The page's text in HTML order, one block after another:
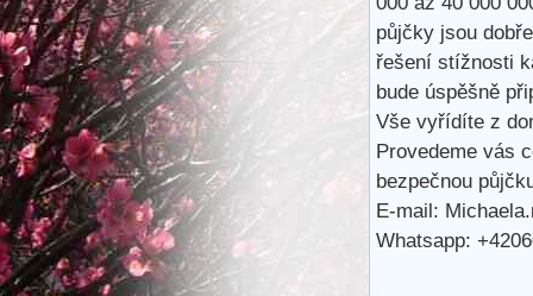
půjčky jsou
řešení stížnosti
bude úspěšně
Vše vyřídíte z
Provedeme vás
bezpečnou
E-mail:
Whatsapp: